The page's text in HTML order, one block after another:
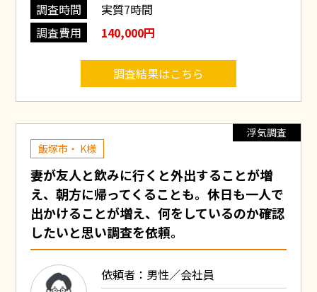
調査時間
実質7時間
調査費用
140,000円
調査結果はこちら
浮気調査
飯塚市・ K様
妻が友人と飲みに行くと外出することが増
え、朝方に帰ってくることも。休日も一人で
出かけることが増え、何をしているのか確認
したいと思い調査を依頼。
依頼者：男性／会社員